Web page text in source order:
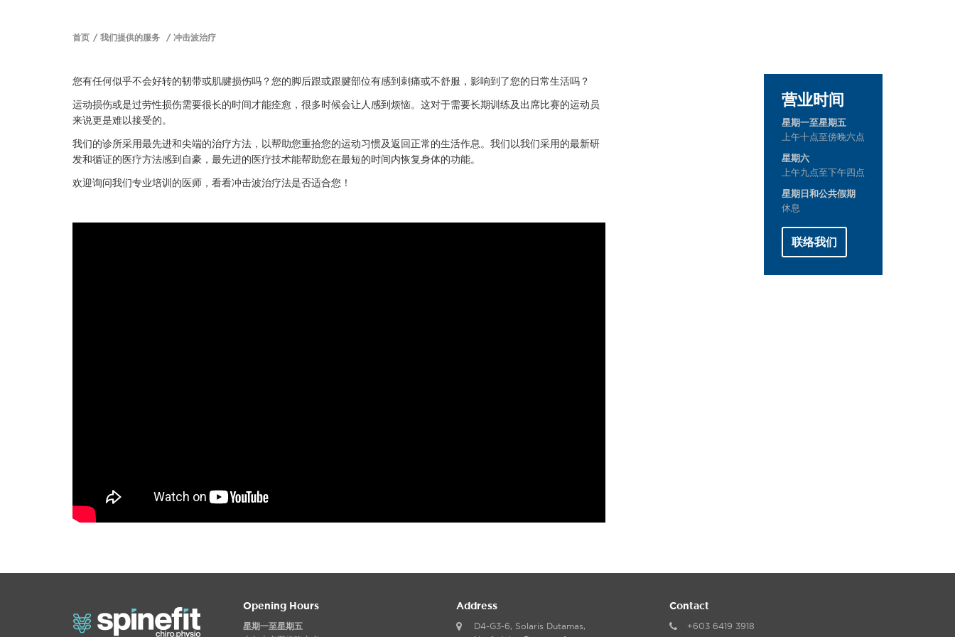
首页 我们提供的服务 冲击波治疗
您有任何似乎不会好转的韧带或肌腱损伤吗？您的脚后跟或跟腱部位有感到刺痛或不舒服，影响到了您的日常生活吗？
运动损伤或是过劳性损伤需要很长的时间才能痊愈，很多时候会让人感到烦恼。这对于需要长期训练及出席比赛的运动员
来说更是难以接受的。
我们的诊所采用最先进和尖端的治疗方法，以帮助您重拾您的运动习惯及返回正常的生活作息。我们以我们采用的最新研
发和循证的医疗方法感到自豪，最先进的医疗技术能帮助您在最短的时间内恢复身体的功能。
欢迎询问我们专业培训的医师，看看冲击波治疗法是否适合您！
营业时间
星期一至星期五
上午十点至傍晚六点
星期六
上午九点至下午四点
星期日和公共假期
休息
联络我们
Opening Hours
星期一至星期五
Address
D4-G3-6, Solaris Dutamas,
Contact
+603 6419 3918